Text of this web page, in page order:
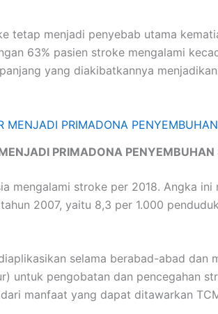
tetap menjadi penyebab utama
63% pasien stroke mengalami
yang diakibatkannya
PRIMADONA
mengalami stroke per 2018. Angka
2007, yaitu 8,3 per 1.000
selama berabad-abad
untuk pengobatan dan pencegahan
manfaat yang dapat ditawarkan